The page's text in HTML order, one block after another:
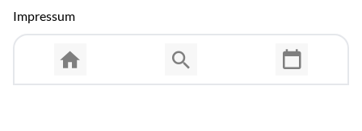
Impressum
Allgemeine Nutzungsbedingungen